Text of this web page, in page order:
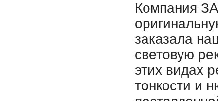
Компания
заказала
световую
этих видах
тонкости и